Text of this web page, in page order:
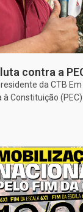
contra a
da CTB
à Constituição